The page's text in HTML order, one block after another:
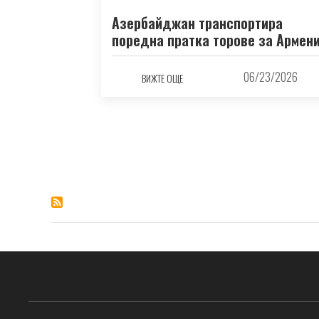
Азербайджан транспортира
поредна пратка торове за
ВИЖТЕ ОЩЕ 06/23/2026